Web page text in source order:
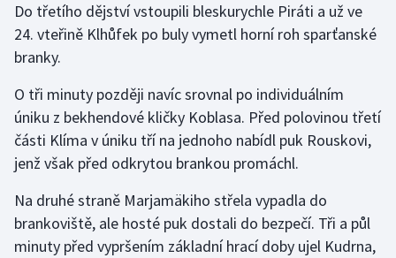
Rychlostní kanoistika
Sportovní střelba
Stolní tenis
Triatlon
Veslování
Do třetího dějství vstoupili bleskurychle Piráti a už ve
24. vteřině Klhůfek po buly vymetl horní roh sparťanské
branky.
O tři minuty později navíc srovnal po individuálním
úniku z bekhendové kličky Koblasa. Před polovinou třetí
části Klíma v úniku tří na jednoho nabídl puk Rouskovi,
jenž však před odkrytou brankou promáchl.
Na druhé straně Marjamäkiho střela vypadla do
brankoviště, ale hosté puk dostali do bezpečí. Tři a půl
minuty před vypršením základní hrací doby ujel Kudrna,